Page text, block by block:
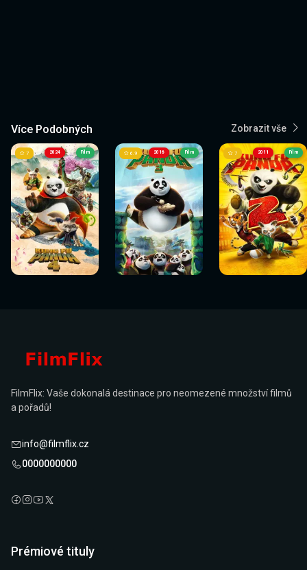
Více Podobných Zobrazit vše
2024
Sledovat
nyní
7 Film
Sledovat
nyní
2016
Sledovat
nyní
6.9 Film
Sledovat
nyní
2011
Sledovat
nyní
7 Film
Sledovat
nyní
FilmFlix: Vaše dokonalá destinace pro neomezené množství filmů
a pořadů!
info@filmflix.cz
0000000000
Prémiové tituly